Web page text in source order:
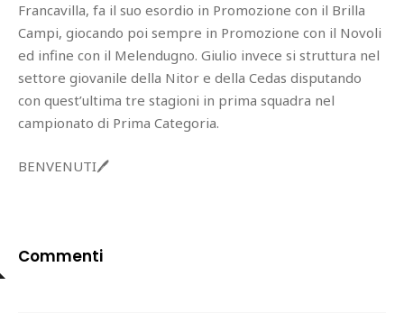
Francavilla, fa il suo esordio in Promozione con il Brilla
Campi, giocando poi sempre in Promozione con il Novoli
ed infine con il Melendugno. Giulio invece si struttura nel
settore giovanile della Nitor e della Cedas disputando
con quest’ultima tre stagioni in prima squadra nel
campionato di Prima Categoria.
BENVENUTI🖊️
Commenti